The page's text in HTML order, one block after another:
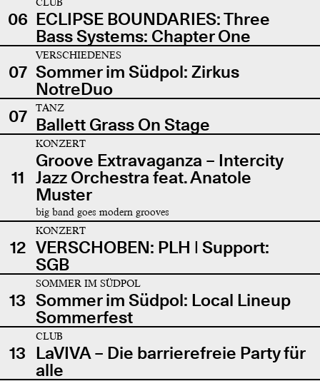
06 ECLIPSE BOUNDARIES: Three
Bass Systems: Chapter One
07
VERSCHIEDENES
Sommer im Südpol: Zirkus
NotreDuo
07
TANZ
Ballett Grass On Stage
11
KONZERT
Groove Extravaganza – Intercity
Jazz Orchestra feat. Anatole
Muster
big band goes modern grooves
12
KONZERT
VERSCHOBEN: PLH | Support:
SGB
13
SOMMER IM SÜDPOL
Sommer im Südpol: Local Lineup
Sommerfest
13
CLUB
LaVIVA – Die barrierefreie Party für
alle